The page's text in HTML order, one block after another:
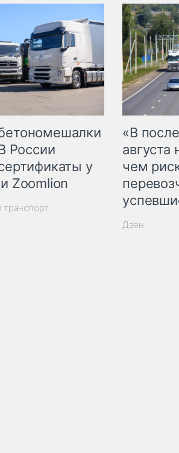
России
у
Zoomlion
«В
августа
чем
Дзен